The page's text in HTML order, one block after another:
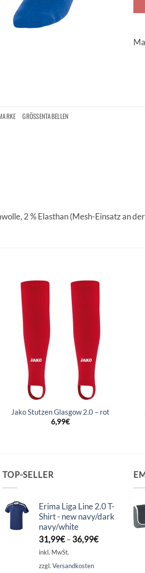
GRÖSSENTABELLEN
2 % Elasthan (Mesh-Einsatz an
Jako Stutzen Glasgow 2.0 – rot
6,99€
TOP-SELLER
Erima Liga Line 2.0 T-
Shirt - new navy/dark
navy/white
31,99€– 36,99€
inkl. MwSt.
zzgl. Versandkosten